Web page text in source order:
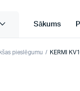
Sākums
pieslēgumu KERMI